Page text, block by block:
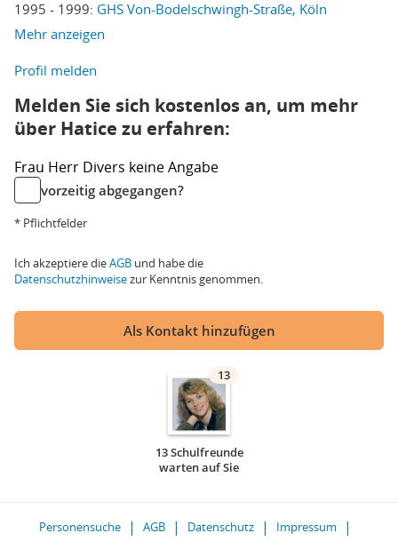
1995 - 1999: GHS Von-Bodelschwingh-Straße, Köln
Mehr anzeigen
Profil melden
Melden Sie sich kostenlos an, um mehr
über Hatice zu erfahren:
Frau Herr Divers keine Angabe
vorzeitig abgegangen?
* Pflichtfelder
Ich akzeptiere dieAGB und habe die
Datenschutzhinweisezur Kenntnis genommen.
Als Kontakt hinzufügen
13
13 Schulfreunde
warten auf Sie
Personensuche AGB Datenschutz
Impressum